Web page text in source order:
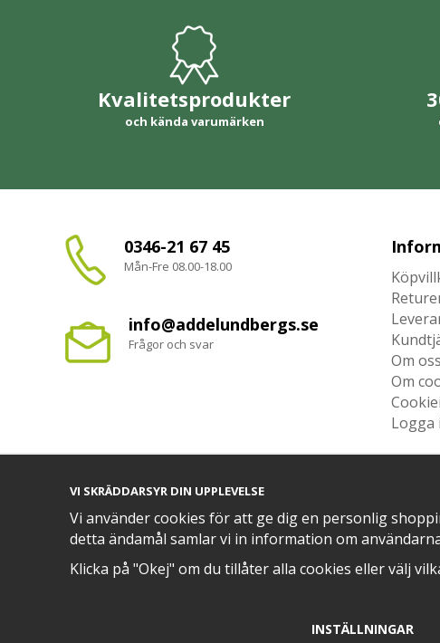
Kvalitetsprodukter
och kända varumärken
0346-21 67 45
Mån-Fre 08.00-18.00
info@addelundbergs.se
Frågor och svar
Om oss
Om
Logga
TRYGG BETALNING MED​
VI SKRÄDDARSYR DIN UPPLEVELSE
Vi använder cookies för att ge dig en personlig
detta ändamål samlar vi in information om
Klicka på "Okej" om du tillåter alla cookies eller välj
INSTÄLLNINGAR